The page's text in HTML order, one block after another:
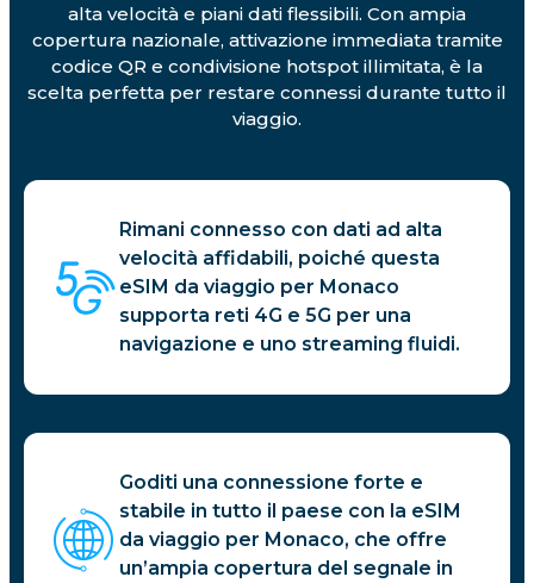
alta velocità e piani dati flessibili. Con ampia
copertura nazionale, attivazione immediata tramite
codice QR e condivisione hotspot illimitata, è la
scelta perfetta per restare connessi durante tutto il
viaggio.
Rimani connesso con dati ad alta
velocità affidabili, poiché questa
eSIM da viaggio per Monaco
supporta reti 4G e 5G per una
navigazione e uno streaming fluidi.
Goditi una connessione forte e
stabile in tutto il paese con la eSIM
da viaggio per Monaco, che offre
un’ampia copertura del segnale in